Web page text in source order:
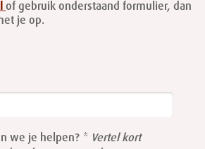
of gebruik onderstaand formulier, dan
je op.
we je helpen?
Vertel kort